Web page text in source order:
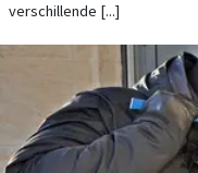
verschillende [...]